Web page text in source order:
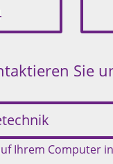
Sie
Ihrem Computer